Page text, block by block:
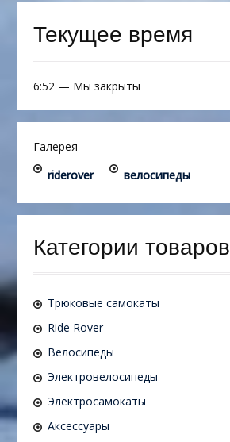
Текущее время
6:52— Мы закрыты
Галерея
riderover
велосипеды
Категории товаров
Трюковые самокаты
Ride Rover
Велосипеды
Электровелосипеды
Электросамокаты
Аксессуары